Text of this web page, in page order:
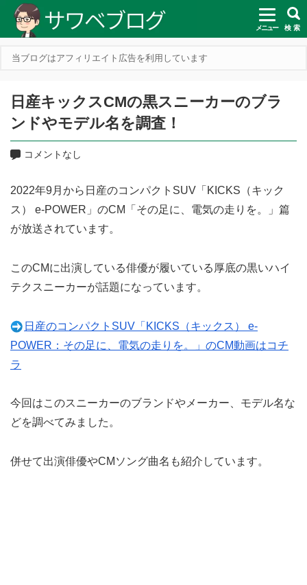
メニュー 検 索
当ブログはアフィリエイト広告を利用しています
日産キックスCMの黒スニーカーのブラ
ンドやモデル名を調査！
コメントなし
2022年9月から日産のコンパクトSUV「KICKS（キック
ス） e-POWER」のCM「その足に、電気の走りを。」篇
が放送されています。
このCMに出演している俳優が履いている厚底の黒いハイ
テクスニーカーが話題になっています。
日産のコンパクトSUV「KICKS（キックス） e-
POWER：その足に、電気の走りを。」のCM動画はコチ
ラ
今回はこのスニーカーのブランドやメーカー、モデル名な
どを調べてみました。
併せて出演俳優やCMソング曲名も紹介しています。